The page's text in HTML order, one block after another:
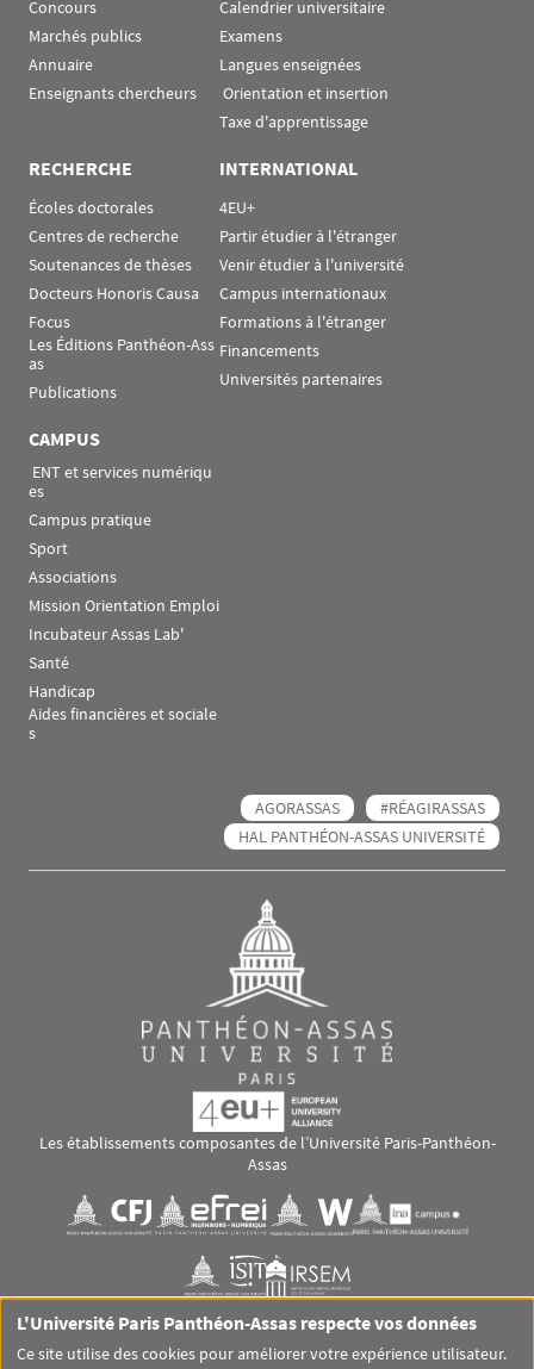
Concours
Marchés publics
Annuaire
Enseignants chercheurs
Calendrier universitaire
Examens
Langues enseignées
Orientation et insertion
Taxe d'apprentissage
RECHERCHE
Écoles doctorales
Centres de recherche
Soutenances de thèses
Docteurs Honoris Causa
Focus
Les Éditions Panthéon-Ass
as
Publications
INTERNATIONAL
4EU+
Partir étudier à l'étranger
Venir étudier à l'université
Campus internationaux
Formations à l'étranger
Financements
Universités partenaires
CAMPUS
es
Campus pratique
Sport
Associations
Mission Orientation Emploi
Incubateur Assas Lab'
Santé
Handicap
Aides financières et sociale
s
AGORASSAS
#RÉAGIRASSAS
HAL PANTHÉON-ASSAS UNIVERSITÉ
Les établissements composantes de l’Université Paris-Panthéon-
Assas
Visuel svgVisuel svg Visuel svgVisuel svg
Visuel svgVisuel svg
RS footer
L'Université Paris Panthéon-Assas respecte vos données
Ce site utilise des cookies pour améliorer votre expérience utilisateur.